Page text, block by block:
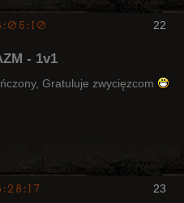
22
- 1v1
Gratuluje zwycięzcom
23